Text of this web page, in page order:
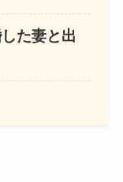
た妻と出